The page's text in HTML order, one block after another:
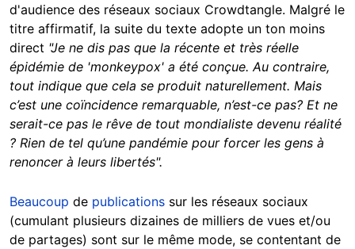
d'audience des réseaux sociaux Crowdtangle. Malgré le
titre affirmatif, la suite du texte adopte un ton moins
direct "Je ne dis pas que la récente et très réelle
épidémie de 'monkeypox' a été conçue. Au contraire,
tout indique que cela se produit naturellement. Mais
c’est une coïncidence remarquable, n’est-ce pas? Et ne
serait-ce pas le rêve de tout mondialiste devenu réalité
? Rien de tel qu’une pandémie pour forcer les gens à
renoncer à leurs libertés".
Beaucoup de publications sur les réseaux sociaux
(cumulant plusieurs dizaines de milliers de vues et/ou
de partages) sont sur le même mode, se contentant de